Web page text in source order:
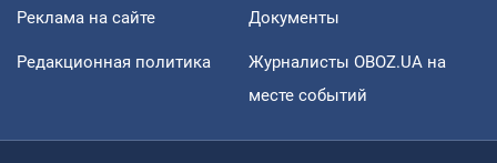
Реклама на сайте Документы
Редакционная политика
Журналисты OBOZ.UA на
месте событий